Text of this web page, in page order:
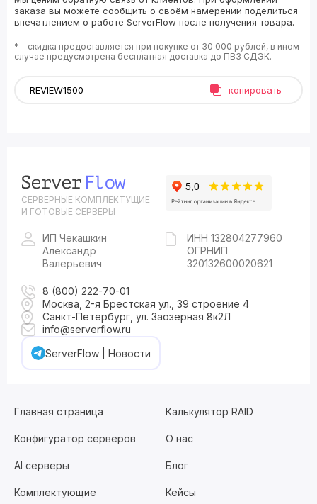
заказа вы можете сообщить о своём намерении поделиться
впечатлением о работе ServerFlow после получения товара.
* - скидка предоставляется при покупке от 30 000 рублей, в ином
случае предусмотрена бесплатная доставка до ПВЗ СДЭК.
копировать
СЕРВЕРНЫЕ КОМПЛЕКТУЩИЕ
И ГОТОВЫЕ СЕРВЕРЫ
ИП Чекашкин
Александр
Валерьевич
ИНН 132804277960
ОГРНИП
320132600020621
8 (800) 222-70-01
Москва, 2-я Брестская ул., 39 строение 4
Санкт-Петербург, ул. Заозерная 8к2Л
info@serverflow.ru
ServerFlow | Новости
Главная страница Калькулятор RAID
Конфигуратор серверов О нас
AI серверы Блог
Комплектующие Кейсы